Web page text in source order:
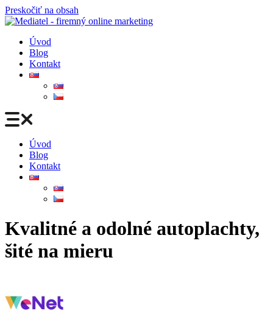
Preskočiť na obsah
Úvod
Blog
Kontakt
Úvod
Blog
Kontakt
Kvalitné a odolné autoplachty,
šité na mieru